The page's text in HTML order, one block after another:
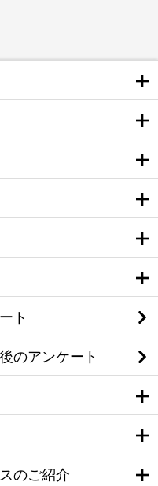
ト
のアンケート
のご紹介